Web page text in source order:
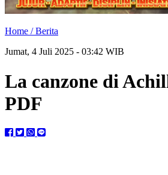
Home /Berita
Jumat, 4 Juli 2025 - 03:42 WIB
La canzone di
PDF